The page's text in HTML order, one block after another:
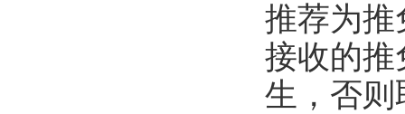
推荐为推
接收的推
生，否则